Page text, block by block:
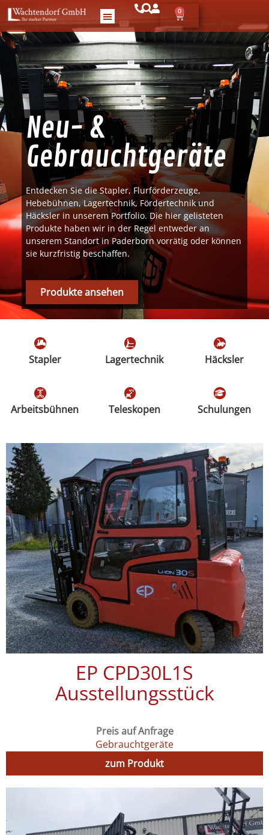
0
Neu- &
Gebraucht­geräte
Entdecken Sie die Stapler, Flurförderzeuge,
Hebebühnen, Lagertechnik, Fördertechnik und
Häcksler in unserem Portfolio. Die hier gelisteten
Produkte haben wir in der Regel entweder an
unserem Standort in Paderborn vorrätig oder können
sie kurzfristig beschaffen.
Produkte ansehen
Stapler Lagertechnik Häcksler
Arbeitsbühnen Teleskopen Schulungen
EP CPD30L1S
Ausstellungsstück
Preis auf Anfrage
Gebrauchtgeräte
zum Produkt